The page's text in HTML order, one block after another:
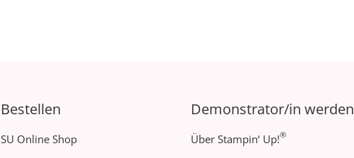
Bestellen
SU Online Shop
Demonstrator/in werden
Über Stampin‘ Up!®